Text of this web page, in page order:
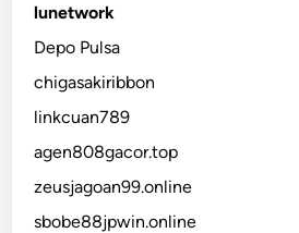
lunetwork
Depo Pulsa
chigasakiribbon
linkcuan789
agen808gacor.top
zeusjagoan99.online
sbobe88jpwin.online